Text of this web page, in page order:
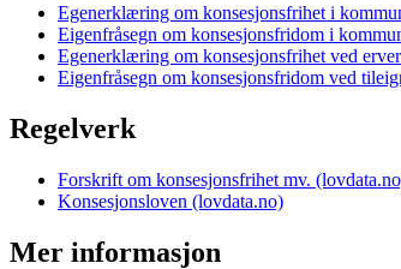
Egenerklæring om konsesjonsfrihet i
Eigenfråsegn om konsesjonsfridom i
Egenerklæring om konsesjonsfrihet ved
Eigenfråsegn om konsesjonsfridom ved
Regelverk
Forskrift om konsesjonsfrihet mv.
Konsesjonsloven (lovdata.no)
Mer informasjon